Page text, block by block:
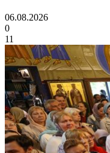
06.08.2026
0
11